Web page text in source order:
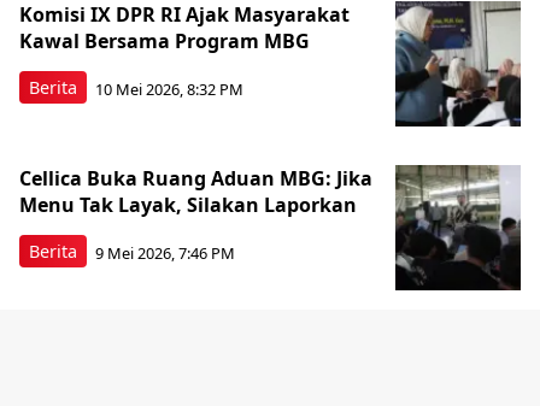
Berita
Komisi IX DPR RI Ajak Masyarakat
Kawal Bersama Program MBG
10 Mei 2026, 8:32 PM
Berita
Cellica Buka Ruang Aduan MBG: Jika
Menu Tak Layak, Silakan Laporkan
9 Mei 2026, 7:46 PM